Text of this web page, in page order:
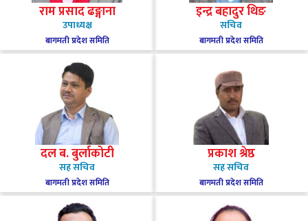
राम प्रसाद ढङ्गाना
उपाध्यक्ष
बागमती प्रदेश समिति
इन्द्र बहादुर थिङ
सचिव
बागमती प्रदेश समिति
दल ब. बुर्लाकोटी
सह सचिव
बागमती प्रदेश समिति
प्रकाश श्रेष्ठ
सह सचिव
बागमती प्रदेश समिति